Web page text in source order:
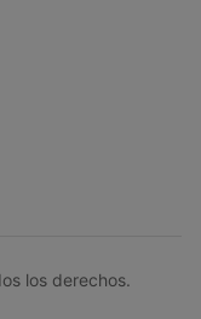
los derechos.